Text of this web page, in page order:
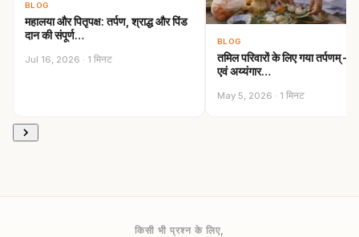
BLOG
महालया और पितृपक्ष: तर्पण, श्राद्ध और पिंड
दान की संपूर्ण…
Jul 16, 2026 · 1 मिनट
BLOG
तमिल परिवारों के लिए गया तर्पणम् —
एवं अय्यंगार…
May 5, 2026 · 1 मिनट
किसी भी प्रश्न के लिए,